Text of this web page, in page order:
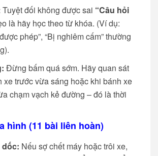
Tuyệt đối không được sai “Câu hỏi
là hãy học theo từ khóa. (Ví dụ:
phép”, “Bị nghiêm cấm” thường
Đừng bấm quá sớm. Hãy quan sát
xe trước vừa sáng hoặc khi bánh xe
chạm vạch kẻ đường – đó là thời
hình (11 bài liên hoàn)
dốc: Nếu sợ chết máy hoặc trôi xe,